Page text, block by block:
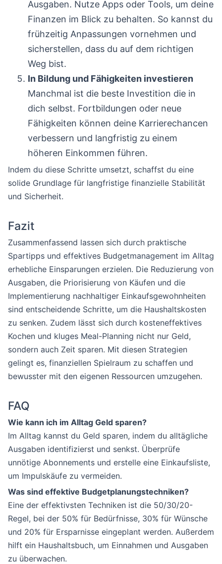
Ausgaben. Nutze Apps oder Tools, um deine
Finanzen im Blick zu behalten. So kannst du
frühzeitig Anpassungen vornehmen und
sicherstellen, dass du auf dem richtigen
Weg bist.
In Bildung und Fähigkeiten investieren
Manchmal ist die beste Investition die in
dich selbst. Fortbildungen oder neue
Fähigkeiten können deine Karrierechancen
verbessern und langfristig zu einem
höheren Einkommen führen.
Indem du diese Schritte umsetzt, schaffst du eine
solide Grundlage für langfristige finanzielle Stabilität
und Sicherheit.
Fazit
Zusammenfassend lassen sich durch praktische
Spartipps und effektives Budgetmanagement im Alltag
erhebliche Einsparungen erzielen. Die Reduzierung von
Ausgaben, die Priorisierung von Käufen und die
Implementierung nachhaltiger Einkaufsgewohnheiten
sind entscheidende Schritte, um die Haushaltskosten
zu senken. Zudem lässt sich durch kosteneffektives
Kochen und kluges Meal-Planning nicht nur Geld,
sondern auch Zeit sparen. Mit diesen Strategien
gelingt es, finanziellen Spielraum zu schaffen und
bewusster mit den eigenen Ressourcen umzugehen.
FAQ
Wie kann ich im Alltag Geld sparen?
Im Alltag kannst du Geld sparen, indem du alltägliche
Ausgaben identifizierst und senkst. Überprüfe
unnötige Abonnements und erstelle eine Einkaufsliste,
um Impulskäufe zu vermeiden.
Was sind effektive Budgetplanungstechniken?
Eine der effektivsten Techniken ist die 50/30/20-
Regel, bei der 50% für Bedürfnisse, 30% für Wünsche
und 20% für Ersparnisse eingeplant werden. Außerdem
hilft ein Haushaltsbuch, um Einnahmen und Ausgaben
zu überwachen.